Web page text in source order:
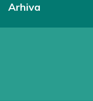
Arhiva